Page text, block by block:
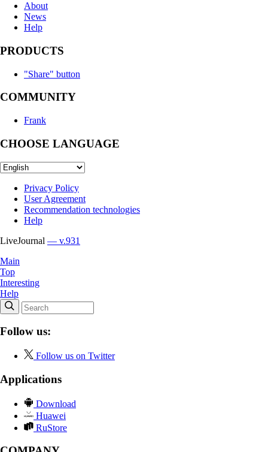
About
News
Help
PRODUCTS
"Share" button
COMMUNITY
Frank
CHOOSE LANGUAGE
Privacy Policy
User Agreement
Recommendation technologies
Help
LiveJournal — v.931
Main
Top
Interesting
Help
Follow us:
Follow us on Twitter
Applications
Download
Huawei
RuStore